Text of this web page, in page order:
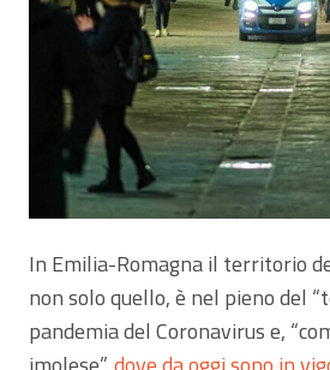
In Emilia-Romagna il territorio
non solo quello, è nel pieno del
pandemia del Coronavirus e,